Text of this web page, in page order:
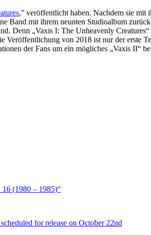
,” veröffentlicht haben. Nachdem sie
Band mit ihrem neunten Studioalbum
Denn „Vaxis I: The Unheavenly
von 2018 ist nur der erste
der Fans um ein mögliches „Vaxis II“
(1980 – 1985)“
for release on October 22nd